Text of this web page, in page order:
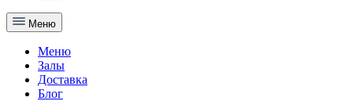
Меню
Меню
Залы
Доставка
Блог